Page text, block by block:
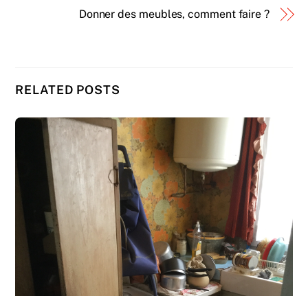
Donner des meubles, comment faire ?
RELATED POSTS